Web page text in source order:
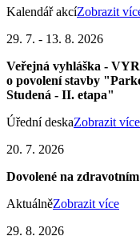
Kalendář akcíZobrazit
29. 7. - 13. 8. 2026
Veřejná vyhláška -
o povolení stavby
Studená - II. etapa"
Úřední deskaZobrazit více
20. 7. 2026
Dovolené na
AktuálněZobrazit více
29. 8. 2026